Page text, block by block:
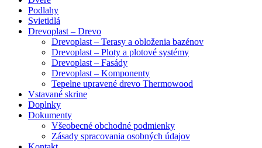
Podlahy
Svietidlá
Drevoplast – Drevo
Drevoplast – Terasy a obloženia bazénov
Drevoplast – Ploty a plotové systémy
Drevoplast – Fasády
Drevoplast – Komponenty
Tepelne upravené drevo Thermowood
Vstavané skrine
Doplnky
Dokumenty
Všeobecné obchodné podmienky
Zásady spracovania osobných údajov